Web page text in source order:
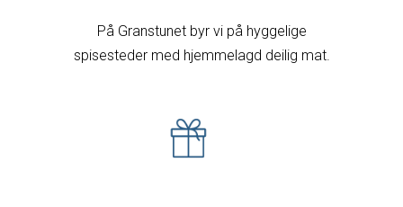
På Granstunet byr vi på hyggelige
spisesteder med hjemmelagd deilig mat.